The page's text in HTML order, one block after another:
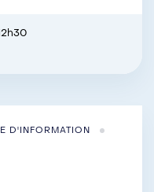
D'INFORMATION